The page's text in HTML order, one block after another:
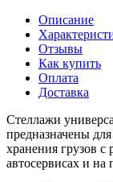
Описание
Отзывы
Как купить
Оплата
Доставка
Стеллажи
предназначены
хранения грузов с
автосервисах и